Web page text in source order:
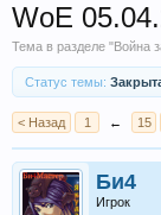
WoE
Тема в разделе "Война
Статус темы:
< Назад 1 ← 15
Би4
Игрок